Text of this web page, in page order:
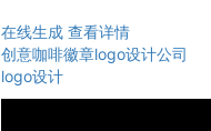
在线生成 查看详情
创意咖啡徽章logo设计公司
logo设计